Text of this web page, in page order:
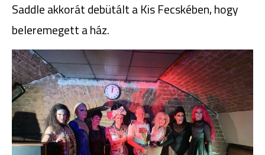
Saddle akkorát debütált a Kis Fecskében, hogy
beleremegett a ház.